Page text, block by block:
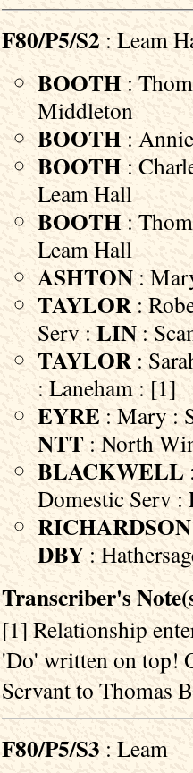
F80/P5/S2 : Leam
BOOTH :
Middleton
BOOTH :
BOOTH :
Leam Hall
BOOTH :
Leam Hall
ASHTON :
TAYLOR :
Serv : LIN :
TAYLOR :
: Laneham : [1]
EYRE : Mary :
NTT : North
BLACKWELL
Domestic Serv :
RICHARDSON
DBY :
Transcriber's
[1] Relationship
'Do' written on top!
Servant to Thomas
F80/P5/S3 : Leam